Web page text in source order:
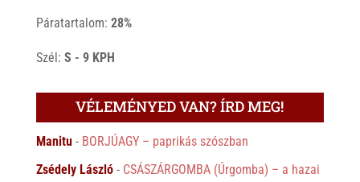
Páratartalom: 28%
Szél: S - 9 KPH
VÉLEMÉNYED VAN? ÍRD MEG!
Manitu- BORJÚAGY – paprikás szószban
Zsédely László- CSÁSZÁRGOMBA (Úrgomba) – a hazai